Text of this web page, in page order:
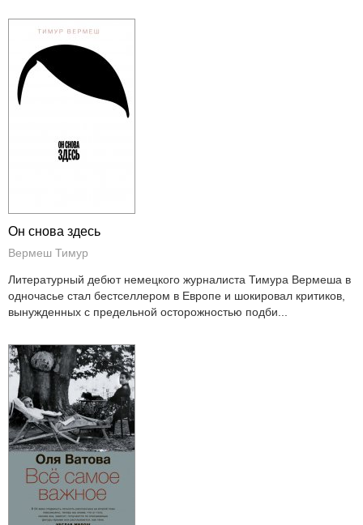
Он снова здесь
Вермеш Тимур
Литературный дебют немецкого журналиста Тимура Вермеша в
одночасье стал бестселлером в Европе и шокировал критиков,
вынужденных с предельной осторожностью подби...